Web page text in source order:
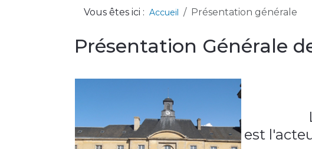
Vous êtes ici : Accueil Présentation générale
Présentation Générale
est